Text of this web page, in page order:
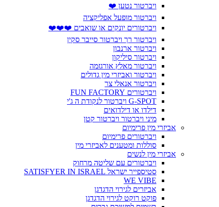
ויברטור נטען ❤️
ויברטור מופעל אפליקציה
ויברטורים יונקים או שואבים ❤️❤️❤️
ויברטור רך ויברטור סייבר סקין
ויברטור ארנבון
ויברטור סיליקון
ויברטור מאלץ אורגזמה
ויברטור ואביזרי מין גדולים
ויברטור אנאלי צר
ויברטורים FUN FACTORY
G-SPOT ויברטור לנקודת ה ג'י
דילדו או דילדואים
מיני ויברטור ויברטור קטן
אביזרי מין פרימיום
ויברטורים פרימיום
סוללות ומטענים לאביזרי מין
אביזרי מין לנשים
ויברטורים עם שליטה מרחוק
סטיספייר ישראל SATISFYER IN ISRAEL
WE VIBE
אביזרים לגירוי הדגדגן
פוקט רוקט לגירוי הדגדגן